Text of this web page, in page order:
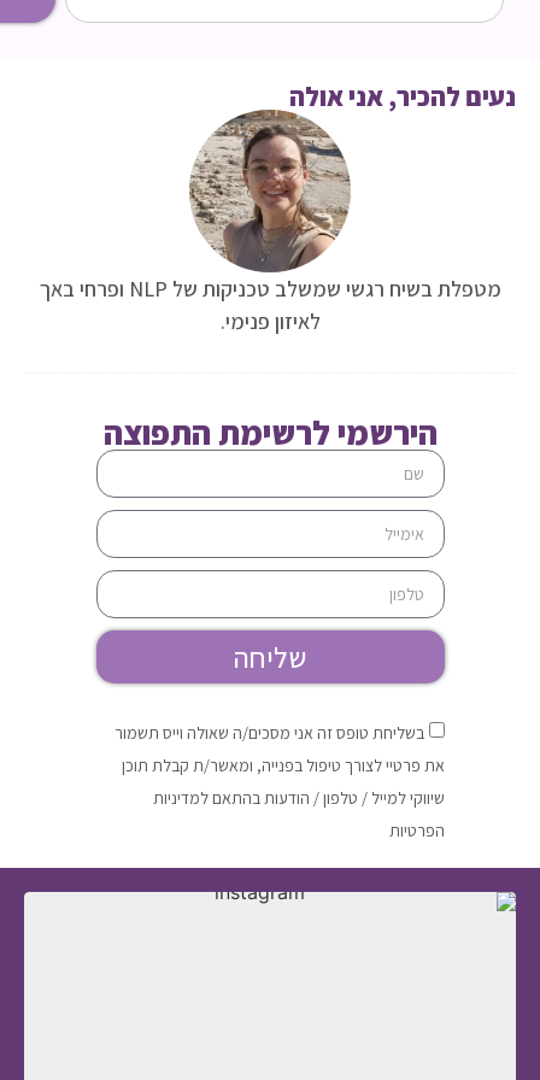
להכיר, אני אולה
מטפלת בשיח רגשי שמשלב טכניקות של NLP ופרחי באך
לאיזון פנימי.
הירשמי לרשימת התפוצה
בשליחת טופס זה אני מסכים/ה שאולה וייס תשמור
את פרטיי לצורך טיפול בפנייה, ומאשר/ת קבלת תוכן
שיווקי למייל / טלפון / הודעות בהתאם למדיניות
שליחה